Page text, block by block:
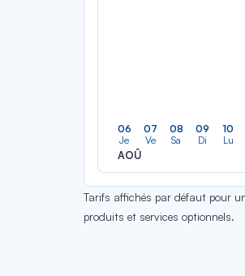
06
Je
AOÛ
07
Ve
08
Sa
09
Di
10
Lu
Tarifs affichés par défaut pour
produits et services optionnels.